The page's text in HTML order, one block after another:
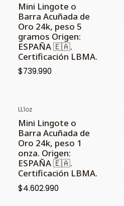
Mini Lingote o
Barra Acuñada de
Oro 24k, peso 5
gramos Origen:
ESPAÑA 🇪🇦.
Certificación LBMA.
$739.990
LL1oz
Mini Lingote o
Barra Acuñada de
Oro 24k, peso 1
onza. Origen:
ESPAÑA 🇪🇦.
Certificación LBMA.
$4.602.990